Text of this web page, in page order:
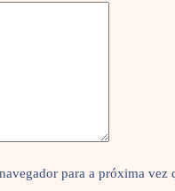
para a próxima vez